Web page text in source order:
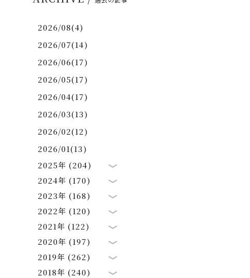
2026/08(4)
2026/07(14)
2026/06(17)
2026/05(17)
2026/04(17)
2026/03(13)
2026/02(12)
2026/01(13)
2025年 (204)
2024年 (170)
2023年 (168)
2022年 (120)
2021年 (122)
2020年 (197)
2019年 (262)
2018年 (240)